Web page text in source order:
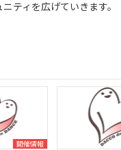
ティを広げていきます。
開催情報